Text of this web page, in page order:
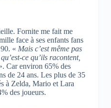
Fornite me fait me
face à ses enfants fans
« Mais c’est même pas
ce qu’ils racontent,
Car environ 65% des
de 24 ans. Les plus de 35
à Zelda, Mario et Lara
des joueurs.